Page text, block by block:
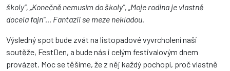
školy“, „Konečně nemusím do školy", „Moje rodina je vlastně
docela fajn"... Fantazii se meze nekladou.
Výsledný spot bude zvát na listopadové vyvrcholení naší
soutěže, FestDen, a bude nás i celým festivalovým dnem
provázet. Moc se těšíme, že z něj každý pochopí, proč vlastně